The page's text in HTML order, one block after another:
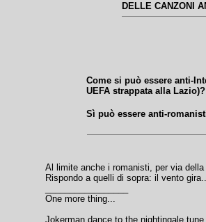
DELLE CANZONI
Come si può essere anti-
UEFA strappata alla Lazio)?
Sì può essere anti-
Al limite anche i romanisti, per via
Rispondo a quelli di sopra: il vento
One more thing...
Jokerman dance to the nightingale tune,